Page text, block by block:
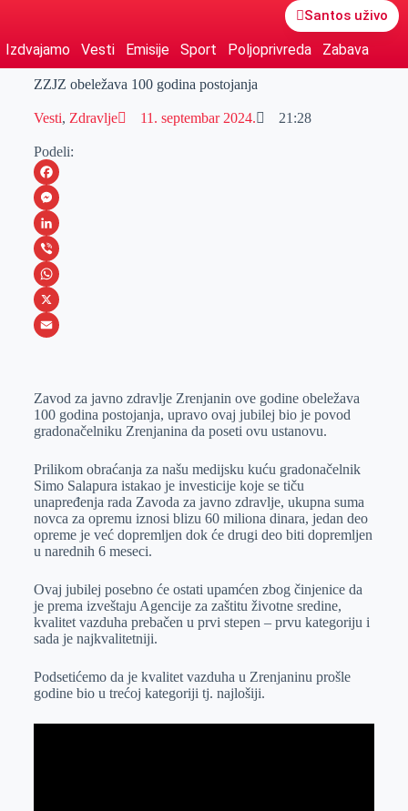
Santos uživo
Izdvajamo Vesti Emisije Sport Poljoprivreda Zabava
ZZJZ obeležava 100 godina postojanja
Vesti, Zdravlje 11. septembar 2024. 21:28
Podeli:
F
a
c
e
b
o
M
e
s
s
e
e
r
L
i
n
k
I
n
V
i
b
W
h
s
A
p
X
a
i
Zavod za javno zdravlje Zrenjanin ove godine obeležava
100 godina postojanja, upravo ovaj jubilej bio je povod
gradonačelniku Zrenjanina da poseti ovu ustanovu.
Prilikom obraćanja za našu medijsku kuću gradonačelnik
Simo Salapura istakao je investicije koje se tiču
unapređenja rada Zavoda za javno zdravlje, ukupna suma
novca za opremu iznosi blizu 60 miliona dinara, jedan deo
opreme je već dopremljen dok će drugi deo biti dopremljen
u narednih 6 meseci.
Ovaj jubilej posebno će ostati upamćen zbog činjenice da
je prema izveštaju Agencije za zaštitu životne sredine,
kvalitet vazduha prebačen u prvi stepen – prvu kategoriju i
sada je najkvalitetniji.
Podsetićemo da je kvalitet vazduha u Zrenjaninu prošle
godine bio u trećoj kategoriji tj. najlošiji.